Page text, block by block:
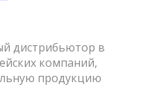
дистрибьютор в
компаний,
продукцию